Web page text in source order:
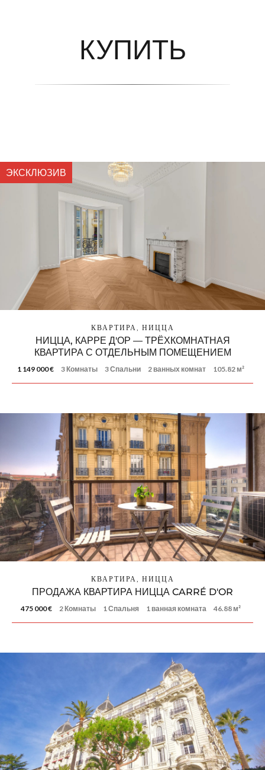
КУПИТЬ
КВАРТИРА, НИЦЦА
НИЦЦА, КАРРЕ Д'ОР — ТРЁХКОМНАТНАЯ
КВАРТИРА С ОТДЕЛЬНЫМ ПОМЕЩЕНИЕМ
1 149 000 € 3 Комнаты 3 Спальни 2 ванных комнат 105.82 м²
ЭКСКЛЮЗИВ
КВАРТИРА, НИЦЦА
ПРОДАЖА КВАРТИРА НИЦЦА CARRÉ D'OR
475 000 € 2 Комнаты 1 Спальня 1 ванная комната 46.88 м²